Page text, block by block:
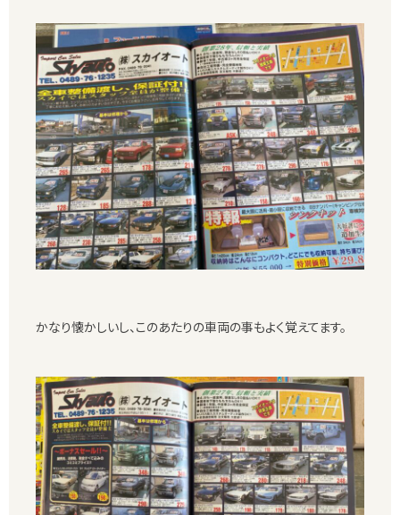
かなり懐かしいし、このあたりの車両の事もよく覚えてます。